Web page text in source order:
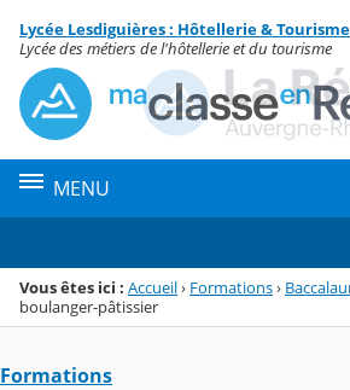
Menu de la rubrique
Contenu
Lycée Lesdiguières : Hôtellerie & Tourisme
Lycée des métiers de l'hôtellerie et du tourisme
MENU
Vous êtes ici : Accueil› Formations›
boulanger-pâtissier
Formations